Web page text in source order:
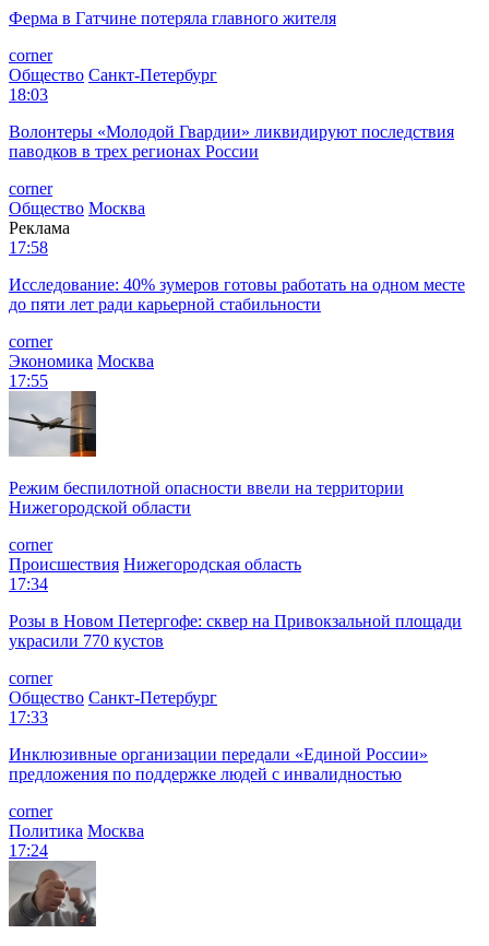
Ферма в Гатчине потеряла главного жителя
corner
Общество Санкт-Петербург
18:03
Волонтеры «Молодой Гвардии» ликвидируют последствия
паводков в трех регионах России
corner
Общество Москва
Реклама
17:58
Исследование: 40% зумеров готовы работать на одном месте
до пяти лет ради карьерной стабильности
corner
Экономика Москва
17:55
Режим беспилотной опасности ввели на территории
Нижегородской области
corner
Происшествия Нижегородская область
17:34
Розы в Новом Петергофе: сквер на Привокзальной площади
украсили 770 кустов
corner
Общество Санкт-Петербург
17:33
Инклюзивные организации передали «Единой России»
предложения по поддержке людей с инвалидностью
corner
Политика Москва
17:24